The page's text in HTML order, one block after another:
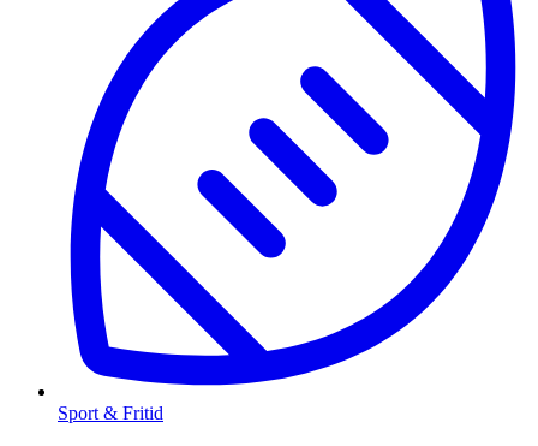
Sport & Fritid